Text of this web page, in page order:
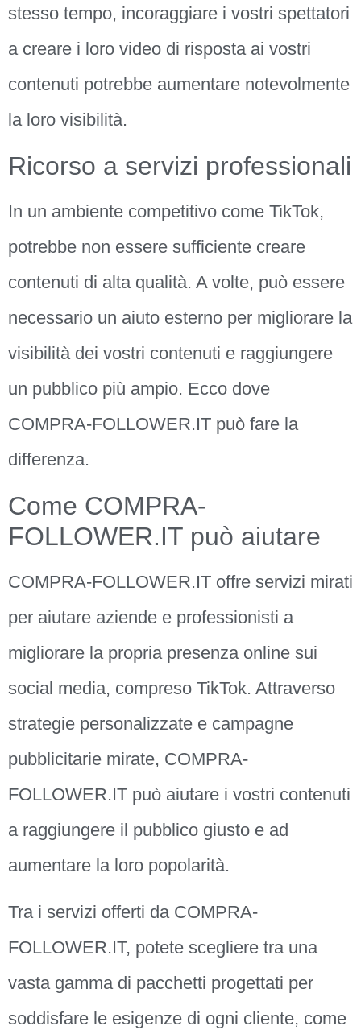
stesso tempo, incoraggiare i vostri spettatori
a creare i loro video di risposta ai vostri
contenuti potrebbe aumentare notevolmente
la loro visibilità.
Ricorso a servizi professionali
In un ambiente competitivo come TikTok,
potrebbe non essere sufficiente creare
contenuti di alta qualità. A volte, può essere
necessario un aiuto esterno per migliorare la
visibilità dei vostri contenuti e raggiungere
un pubblico più ampio. Ecco dove
COMPRA-FOLLOWER.IT può fare la
differenza.
Come COMPRA-
FOLLOWER.IT può aiutare
COMPRA-FOLLOWER.IT offre servizi mirati
per aiutare aziende e professionisti a
migliorare la propria presenza online sui
social media, compreso TikTok. Attraverso
strategie personalizzate e campagne
pubblicitarie mirate, COMPRA-
FOLLOWER.IT può aiutare i vostri contenuti
a raggiungere il pubblico giusto e ad
aumentare la loro popolarità.
Tra i servizi offerti da COMPRA-
FOLLOWER.IT, potete scegliere tra una
vasta gamma di pacchetti progettati per
soddisfare le esigenze di ogni cliente, come